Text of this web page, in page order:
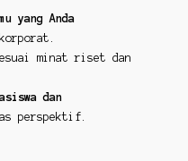
yang Anda
minat riset dan
dan
perspektif.